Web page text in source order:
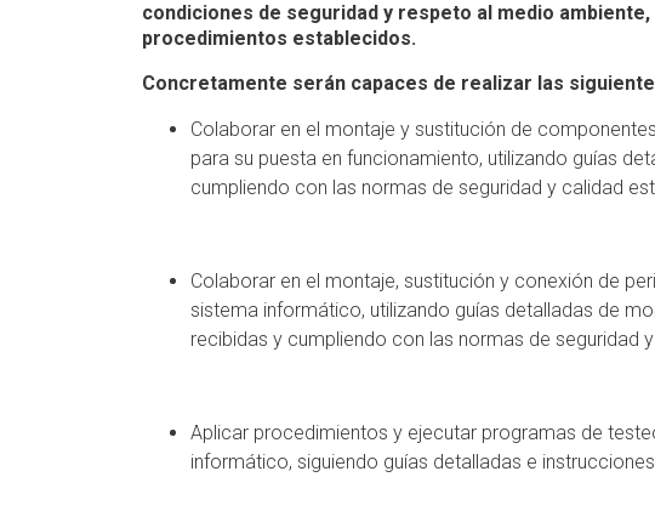
condiciones de seguridad y respeto al medio
procedimientos establecidos.
Concretamente serán capaces de realizar las
Colaborar en el montaje y sustitución de
para su puesta en funcionamiento, utilizando guías
cumpliendo con las normas de seguridad y calidad
Colaborar en el montaje, sustitución y conexión de
sistema informático, utilizando guías detalladas de
recibidas y cumpliendo con las normas de seguridad
Aplicar procedimientos y ejecutar programas de
informático, siguiendo guías detalladas e